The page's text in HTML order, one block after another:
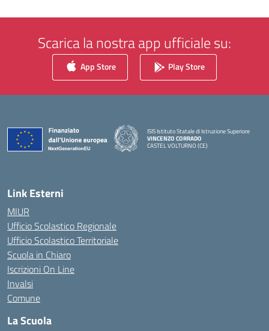
Scarica la nostra app ufficiale su:
App Store Play Store
ISIS Istituto Statale di Istruzione Superiore
VINCENZO CORRADO
CASTEL VOLTURNO (CE)
Link Esterni
MIUR
Ufficio Scolastico Regionale
Ufficio Scolastico Territoriale
Scuola in Chiaro
Iscrizioni On Line
Invalsi
Comune
La Scuola